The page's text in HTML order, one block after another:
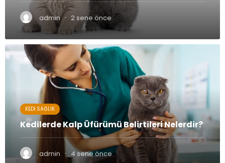
admin · 2 sene önce
KEDI SAĞLIK
Kedilerde Kalp Üfürümü Belirtileri Nelerdir?
admin · 4 sene önce